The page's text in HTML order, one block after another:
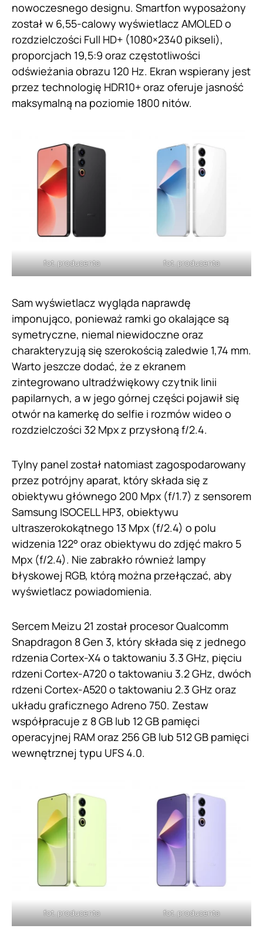
nowoczesnego designu. Smartfon wyposażony
został w 6,55-calowy wyświetlacz AMOLED o
rozdzielczości Full HD+ (1080×2340 pikseli),
proporcjach 19,5:9 oraz częstotliwości
odświeżania obrazu 120 Hz. Ekran wspierany jest
przez technologię HDR10+ oraz oferuje jasność
maksymalną na poziomie 1800 nitów.
fot. producenta fot. producenta
Sam wyświetlacz wygląda naprawdę
imponująco, ponieważ ramki go okalające są
symetryczne, niemal niewidoczne oraz
charakteryzują się szerokością zaledwie 1,74 mm.
Warto jeszcze dodać, że z ekranem
zintegrowano ultradźwiękowy czytnik linii
papilarnych, a w jego górnej części pojawił się
otwór na kamerkę do selfie i rozmów wideo o
rozdzielczości 32 Mpx z przysłoną f/2.4.
Tylny panel został natomiast zagospodarowany
przez potrójny aparat, który składa się z
obiektywu głównego 200 Mpx (f/1.7) z sensorem
Samsung ISOCELL HP3, obiektywu
ultraszerokokątnego 13 Mpx (f/2.4) o polu
widzenia 122° oraz obiektywu do zdjęć makro 5
Mpx (f/2.4). Nie zabrakło również lampy
błyskowej RGB, którą można przełączać, aby
wyświetlacz powiadomienia.
Sercem Meizu 21 został procesor Qualcomm
Snapdragon 8 Gen 3, który składa się z jednego
rdzenia Cortex-X4 o taktowaniu 3.3 GHz, pięciu
rdzeni Cortex-A720 o taktowaniu 3.2 GHz, dwóch
rdzeni Cortex-A520 o taktowaniu 2.3 GHz oraz
układu graficznego Adreno 750. Zestaw
współpracuje z 8 GB lub 12 GB pamięci
operacyjnej RAM oraz 256 GB lub 512 GB pamięci
wewnętrznej typu UFS 4.0.
fot. producenta fot. producenta